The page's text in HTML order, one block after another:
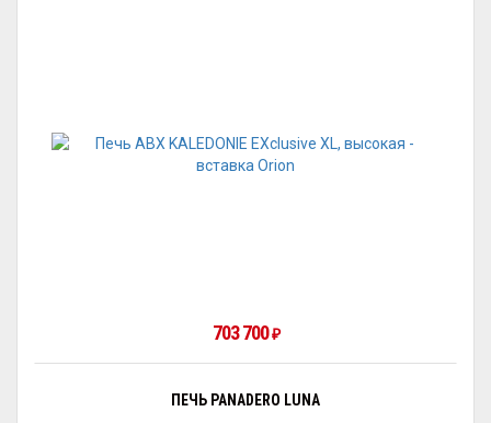
703 700₽
ПЕЧЬ PANADERO LUNA